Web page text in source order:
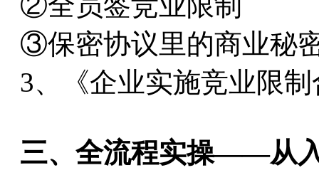
③保密协议里的商业秘
3、《企业实施竞业限
三、全流程实操——从